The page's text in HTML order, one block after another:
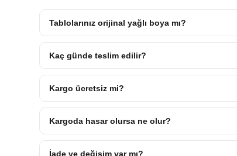
Tablolarınız orijinal yağlı boya mı?
Kaç günde teslim edilir?
Kargo ücretsiz mi?
Kargoda hasar olursa ne olur?
İade ve değişim var mı?